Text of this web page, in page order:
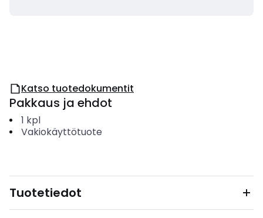
Katso tuotedokumentit
Pakkaus ja ehdot
1 kpl
Vakiokäyttötuote
Tuotetiedot